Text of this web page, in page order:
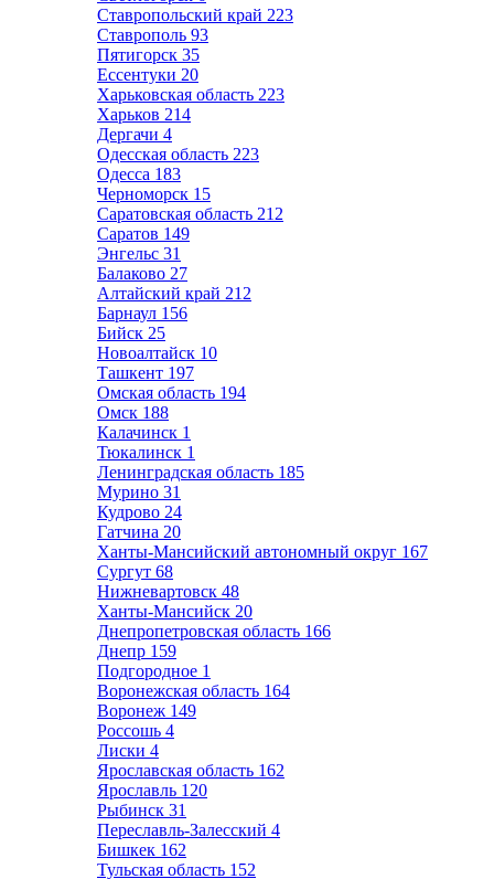
Ставропольский край 223
Ставрополь 93
Пятигорск 35
Ессентуки 20
Харьковская область 223
Харьков 214
Дергачи 4
Одесская область 223
Одесса 183
Черноморск 15
Саратовская область 212
Саратов 149
Энгельс 31
Балаково 27
Алтайский край 212
Барнаул 156
Бийск 25
Новоалтайск 10
Ташкент 197
Омская область 194
Омск 188
Калачинск 1
Тюкалинск 1
Ленинградская область 185
Мурино 31
Кудрово 24
Гатчина 20
Ханты-Мансийский автономный округ 167
Сургут 68
Нижневартовск 48
Ханты-Мансийск 20
Днепропетровская область 166
Днепр 159
Подгородное 1
Воронежская область 164
Воронеж 149
Россошь 4
Лиски 4
Ярославская область 162
Ярославль 120
Рыбинск 31
Переславль-Залесский 4
Бишкек 162
Тульская область 152